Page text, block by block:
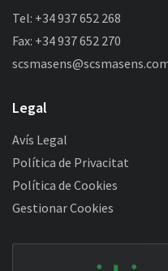
Tel: +34 937 652 268
Fax: +34 937 652 270
Legal
Avís Legal
Política de Privacitat
Política de Cookies
Gestionar Cookies